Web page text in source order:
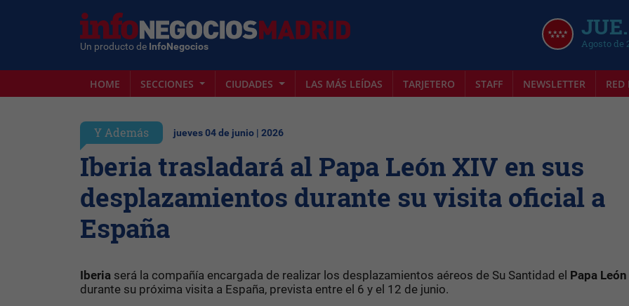
Un producto de InfoNegocios Agosto de
HOME SECCIONES CIUDADES LAS MÁS LEÍDAS TARJETERO STAFF NEWSLETTER RED
Y Además jueves 04 de junio | 2026
Iberia trasladará al Papa León XIV en sus
desplazamientos durante su visita oficial a
España
Iberia será la compañía encargada de realizar los desplazamientos aéreos de Su Santidad el Papa
durante su próxima visita a España, prevista entre el 6 y el 12 de junio.